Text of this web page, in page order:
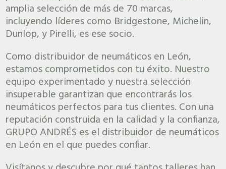
amplia selección de más de 70 marcas,
incluyendo líderes como Bridgestone, Michelin,
Dunlop, y Pirelli, es ese socio.
Como distribuidor de neumáticos en León,
estamos comprometidos con tu éxito. Nuestro
equipo experimentado y nuestra selección
insuperable garantizan que encontrarás los
neumáticos perfectos para tus clientes. Con una
reputación construida en la calidad y la confianza,
GRUPO ANDRÉS es el distribuidor de neumáticos
en León en el que puedes confiar.